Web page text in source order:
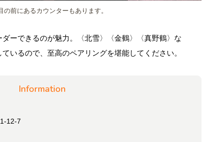
前にあるカウンターもあります。
ーできるのが魅力。〈北雪〉〈金鶴〉〈真野鶴〉な
いるので、至高のペアリングを堪能してください。
Information
12-7